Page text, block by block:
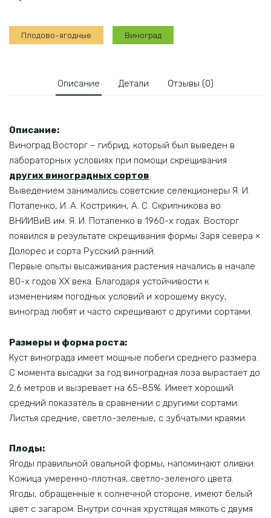
Плодово-ягодные Виноград
Описание Детали Отзывы (0)
Описание:
Виноград Восторг – гибрид, который был выведен в
лабораторных условиях при помощи скрещивания
других виноградных сортов.
Выведением занимались советские селекционеры Я. И.
Потапенко, И. А. Кострикин, А. С. Скрипникова во
ВНИИВиВ им. Я. И. Потапенко в 1960-х годах. Восторг
появился в результате скрещивания формы Заря севера ×
Долорес и сорта Русский ранний.
Первые опыты высаживания растения начались в начале
80-х годов XX века. Благодаря устойчивости к
изменениям погодных условий и хорошему вкусу,
виноград любят и часто скрещивают с другими сортами.
Размеры и форма роста:
Куст винограда имеет мощные побеги среднего размера.
С момента высадки за год виноградная лоза вырастает до
2,6 метров и вызревает на 65-85%. Имеет хороший
средний показатель в сравнении с другими сортами.
Листья средние, светло-зеленые, с зубчатыми краями.
Плоды:
Ягоды правильной овальной формы, напоминают оливки.
Кожица умеренно-плотная, светло-зеленого цвета.
Ягоды, обращенные к солнечной стороне, имеют белый
цвет с загаром. Внутри сочная хрустящая мякоть с двумя